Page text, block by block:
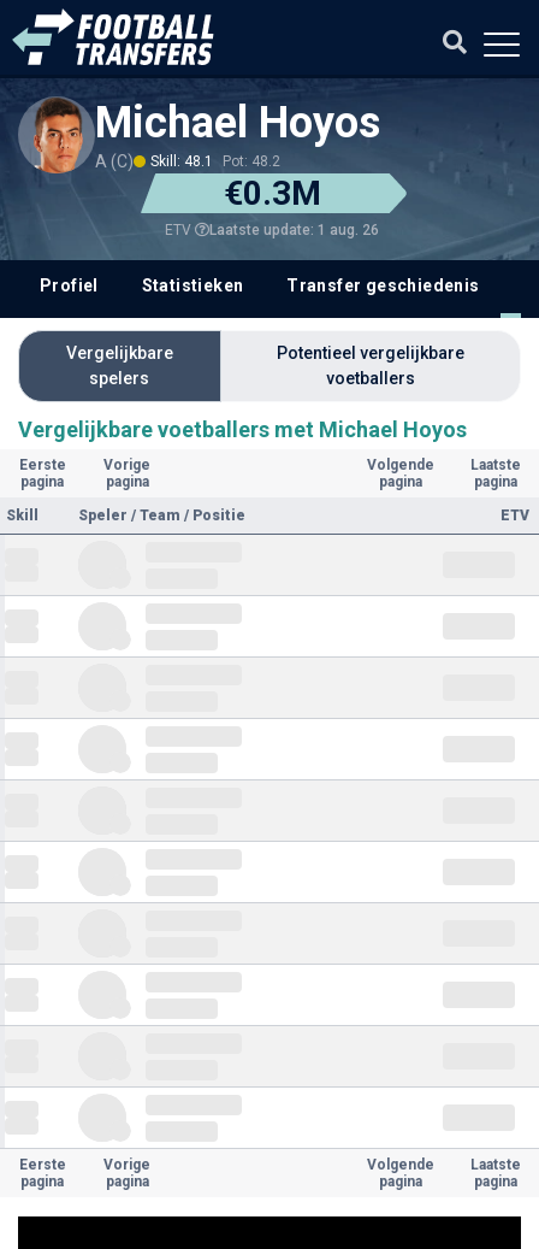
Michael Hoyos
A (C) Skill: 48.1 Pot: 48.2
€0.3M
ETV Laatste update: 1 aug. 26
Profiel Statistieken Transfer geschiedenis
Vergelijkbare
spelers
Potentieel vergelijkbare
voetballers
Vergelijkbare voetballers met Michael Hoyos
Eerste
pagina
Vorige
pagina
Volgende
pagina
Laatste
pagina
Skill
Speler / Team / Positie ETV
Eerste
pagina
Vorige
pagina
Volgende
pagina
Laatste
pagina